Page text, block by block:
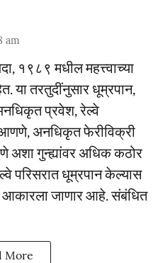
am
१९८९ मधील महत्त्वाच्या
या तरतुदींनुसार धूम्रपान,
प्रवेश, रेल्वे
आणणे, अनधिकृत फेरीविक्री
अशा गुन्ह्यांवर अधिक कठोर
परिसरात धूम्रपान केल्यास
जाणार आहे. संबंधित
More